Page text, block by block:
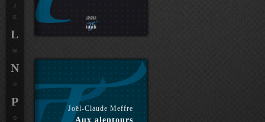
Joël-Claude Meffre
Aux alentours
J
K
L
M
N
O
P
Q